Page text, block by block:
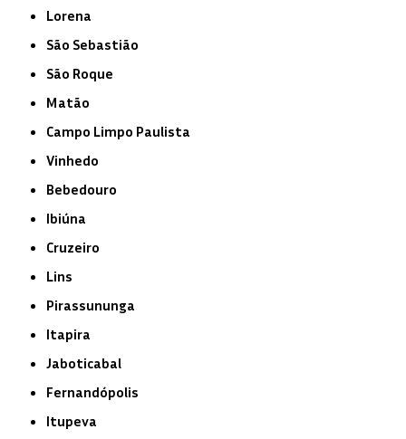
Lorena
São Sebastião
São Roque
Matão
Campo Limpo Paulista
Vinhedo
Bebedouro
Ibiúna
Cruzeiro
Lins
Pirassununga
Itapira
Jaboticabal
Fernandópolis
Itupeva